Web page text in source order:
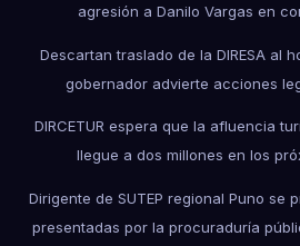
agresión a Danilo Vargas en
Descartan traslado de la DIRESA al
gobernador advierte acciones
DIRCETUR espera que la afluencia
llegue a dos millones en los
Dirigente de SUTEP regional Puno se
presentadas por la procuraduría